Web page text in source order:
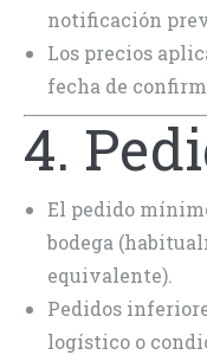
notificación
Los precios
fecha de
4.
El pedido
bodega
equivalente).
Pedidos
logístico o